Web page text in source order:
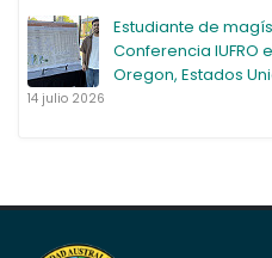
Estudiante de
Conferencia IUFRO
Oregon, Estados
14 julio 2026